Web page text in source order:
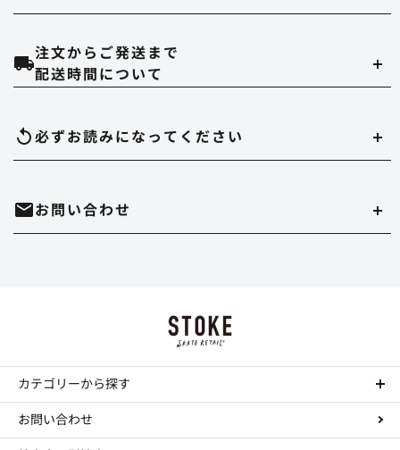
クレジットカード
当ストアでは、以下のクレジット会社をご利用いただけます。
代金引換
お振込み（三菱東京UFJ銀行宛先）
決済手数料は所定の銀行手数料となります。
Paidy（ペイディ）
注文からご発送まで
配送時間について
配達時間は午前（9～12時）、14～16時、16～18時、18～20時、19～21時
・到着日の指定の場合は、ご注文の3日後から7日後までお受けさせていただ
・配達店止めをご希望の場合は、振込か事前クレジットカード払いのみお受
けできます。
・実店舗と在庫を共有していますので、まれにご注文いただいた商品が品切
れとなっていることがありますので、予めご了承ください。
必ずお読みになって ください
在庫切れについて
正確を規するよう努力していますが、デッキサイズは個体差がありますし、
色に関してはそれぞれデバイスが違いますので完璧な再現は不可能です。多
少の誤差はご勘弁ください。 これらの理由の返品もお断りさせていただきま
す。
ステッカーについて
ステッカーのみの注文、大量注文はお断りします。
お問い合わせ
工賃について
コンプリートの組み立て、デッキテープの貼り付けをご希望の場合は工賃が
かかります。
カテゴリーから探す
コンプリートデッキ
デッキ
お問い合わせ